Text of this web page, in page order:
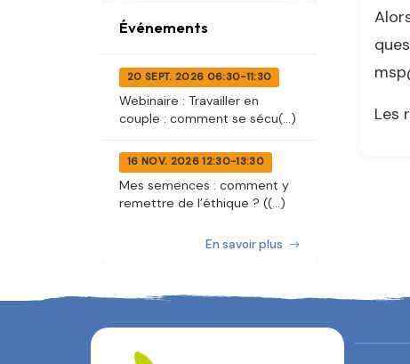
Événements
20 SEPT. 2026 06:30-11:30
Webinaire : Travailler en
couple : comment se sécu(...)
16 NOV. 2026 12:30-13:30
Mes semences : comment y
remettre de l’éthique ? ((...)
En savoir plus
Les